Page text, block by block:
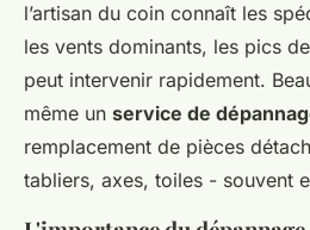
l’artisan du coin connaît les
les vents dominants, les pics
peut intervenir rapidement.
même un service de
remplacement de pièces
tabliers, axes, toiles - souvent